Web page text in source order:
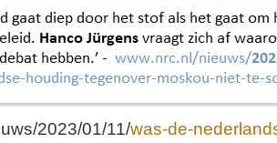
2023/01/11/was-de-